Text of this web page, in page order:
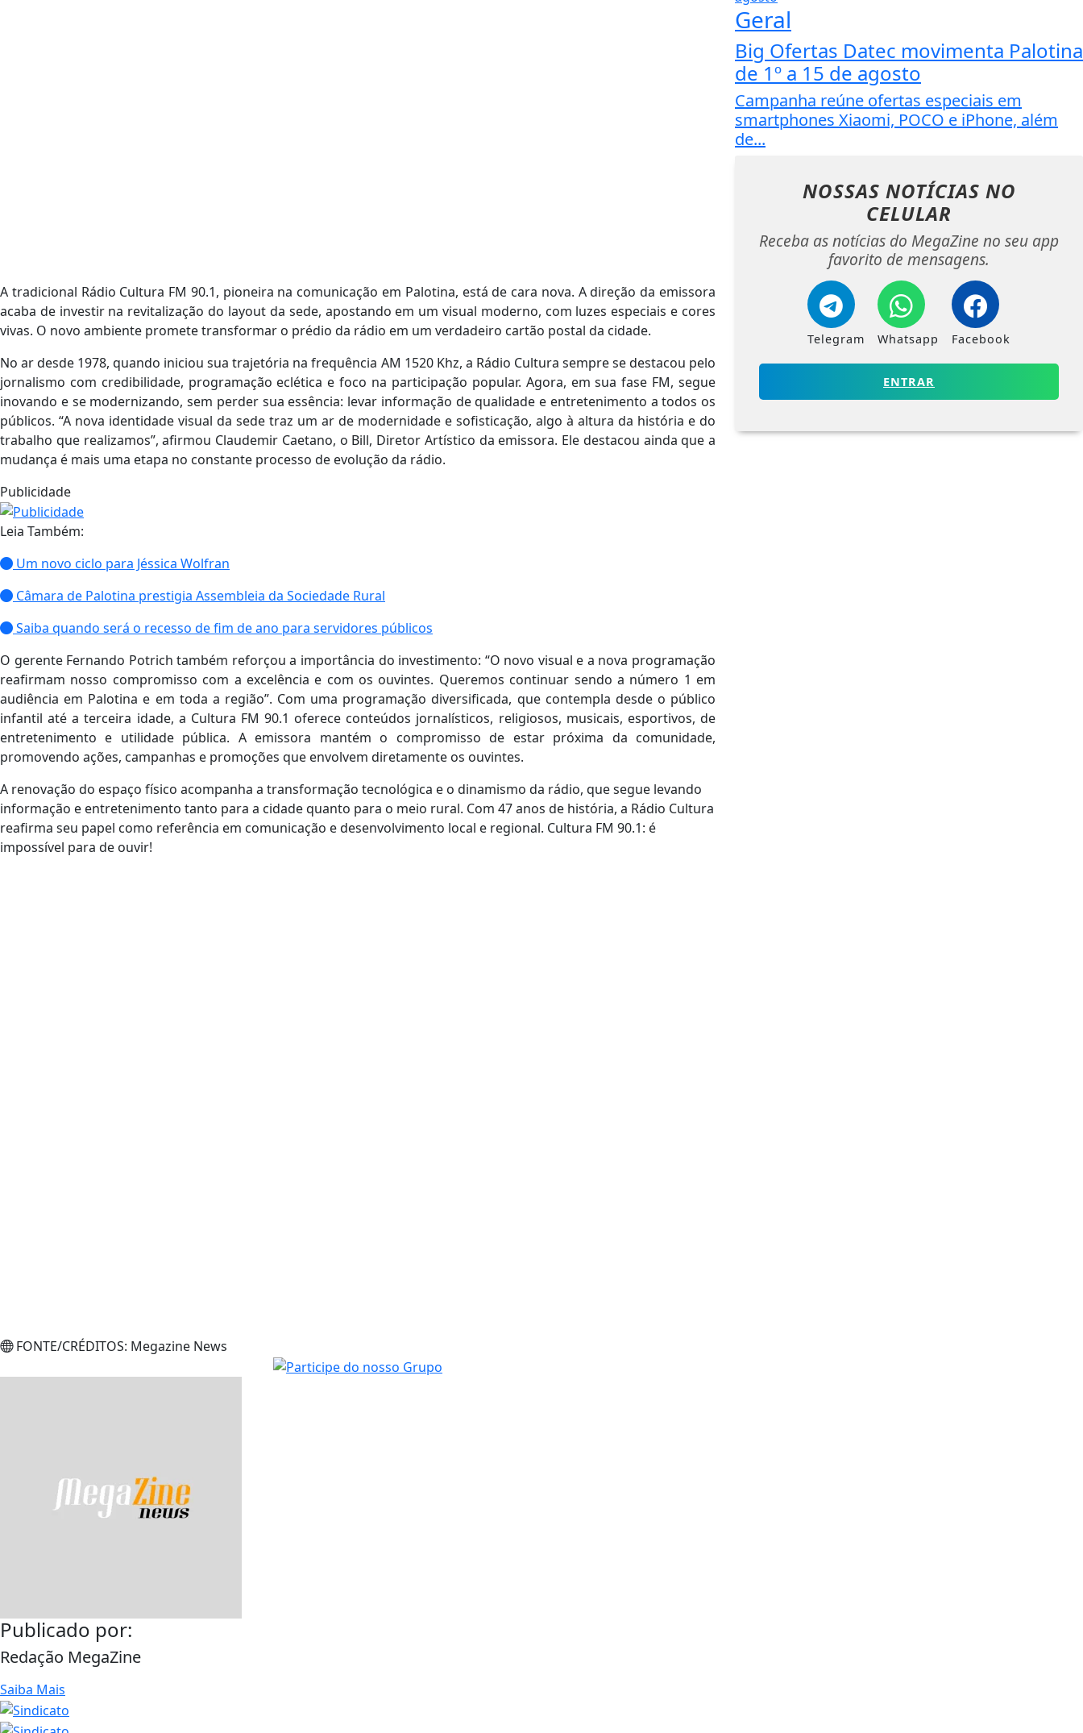
A tradicional Rádio Cultura FM 90.1, pioneira na comunicação em Palotina, está de cara nova. A direção da emissora
acaba de investir na revitalização do layout da sede, apostando em um visual moderno, com luzes especiais e cores
vivas. O novo ambiente promete transformar o prédio da rádio em um verdadeiro cartão postal da cidade.
No ar desde 1978, quando iniciou sua trajetória na frequência AM 1520 Khz, a Rádio Cultura sempre se destacou pelo
jornalismo com credibilidade, programação eclética e foco na participação popular. Agora, em sua fase FM, segue
inovando e se modernizando, sem perder sua essência: levar informação de qualidade e entretenimento a todos os
públicos. “A nova identidade visual da sede traz um ar de modernidade e sofisticação, algo à altura da história e do
trabalho que realizamos”, afirmou Claudemir Caetano, o Bill, Diretor Artístico da emissora. Ele destacou ainda que a
mudança é mais uma etapa no constante processo de evolução da rádio.
Publicidade
Leia Também:
Um novo ciclo para Jéssica Wolfran
Câmara de Palotina prestigia Assembleia da Sociedade Rural
Saiba quando será o recesso de fim de ano para servidores públicos
O gerente Fernando Potrich também reforçou a importância do investimento: “O novo visual e a nova programação
reafirmam nosso compromisso com a excelência e com os ouvintes. Queremos continuar sendo a número 1 em
audiência em Palotina e em toda a região”. Com uma programação diversificada, que contempla desde o público
infantil até a terceira idade, a Cultura FM 90.1 oferece conteúdos jornalísticos, religiosos, musicais, esportivos, de
entretenimento e utilidade pública. A emissora mantém o compromisso de estar próxima da comunidade,
promovendo ações, campanhas e promoções que envolvem diretamente os ouvintes.
A renovação do espaço físico acompanha a transformação tecnológica e o dinamismo da rádio, que segue levando
informação e entretenimento tanto para a cidade quanto para o meio rural. Com 47 anos de história, a Rádio Cultura
reafirma seu papel como referência em comunicação e desenvolvimento local e regional. Cultura FM 90.1: é
impossível para de ouvir!
FONTE/CRÉDITOS: Megazine News
Publicado por:
Redação MegaZine
Saiba Mais
Geral
Big Ofertas Datec movimenta Palotina
de 1º a 15 de agosto
Campanha reúne ofertas especiais em
smartphones Xiaomi, POCO e iPhone, além
de...
NOSSAS NOTÍCIAS NO
CELULAR
Receba as notícias do MegaZine no seu app
favorito de mensagens.
Telegram Whatsapp Facebook
ENTRAR